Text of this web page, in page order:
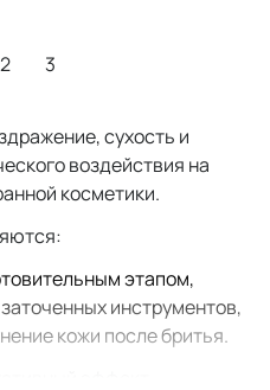
2 3
сухость и
воздействия на
косметики.
этапом,
инструментов,
кожи после бритья.